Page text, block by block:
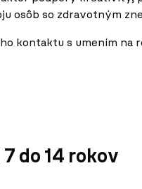
osôb so zdravotným
kontaktu s umením
do 14 rokov